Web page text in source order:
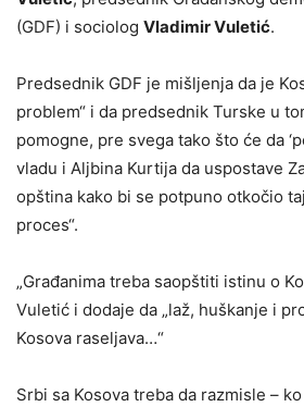
(GDF) i sociolog Vladimir Vuletić.
Predsednik GDF je mišljenja da je
problem“ i da predsednik Turske u
pomogne, pre svega tako što će da
vladu i Aljbina Kurtija da uspostave
opština kako bi se potpuno otkočio
proces“.
„Građanima treba saopštiti istinu o
Vuletić i dodaje da „laž, huškanje i
Kosova raseljava…“
Srbi sa Kosova treba da razmisle –